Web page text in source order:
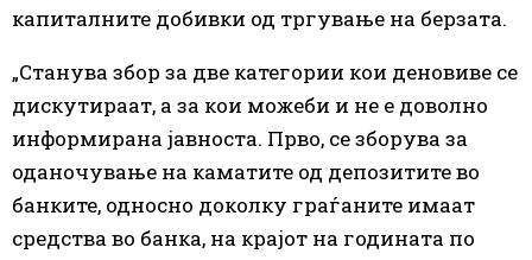
капиталните добивки од тргување на берзата.
„Станува збор за две категории кои деновиве се
дискутираат, а за кои можеби и не е доволно
информирана јавноста. Прво, се зборува за
оданочување на каматите од депозитите во
банките, односно доколку граѓаните имаат
средства во банка, на крајот на годината по